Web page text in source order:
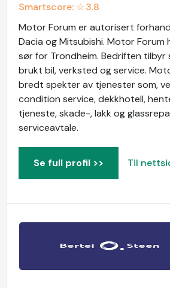
Smartscore: ☆3.8
Motor Forum er autorisert
Dacia og Mitsubishi. Motor Forum
sør for Trondheim. Bedriften tilbyr
brukt bil, verksted og service.
bredt spekter av tjenester som,
condition service, dekkhotell,
tjeneste, skade-, lakk og
serviceavtale.
Se full profil >> Til